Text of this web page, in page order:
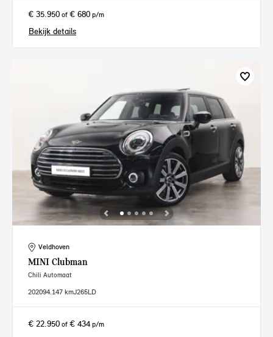
€ 35.950 of € 680 p/m
Bekijk details
Veldhoven
MINI Clubman
Chili Automaat
202094.147 kmJ265LD
€ 22.950 of € 434p/m